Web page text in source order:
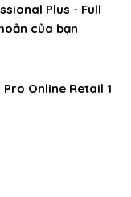
tại
Plus - Full
của bạn
Pro Online Retail 1